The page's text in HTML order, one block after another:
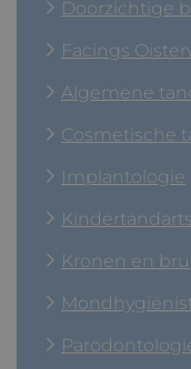
Doorzichtige
Facings
Algemene
Cosmetische
Implantologie
Kindertandarts
Kronen en